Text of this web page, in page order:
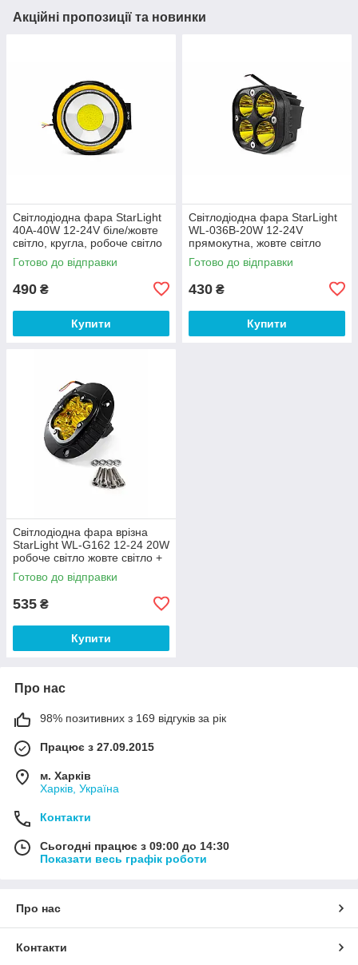
Акційні пропозиції та новинки
Світлодіодна фара StarLight
40A-40W 12-24V біле/жовте
світло, кругла, робоче світло
Готово до відправки
490 ₴
Купити
Світлодіодна фара StarLight
WL-036B-20W 12-24V
прямокутна, жовте світло
Готово до відправки
430 ₴
Купити
Світлодіодна фара врізна
StarLight WL-G162 12-24 20W
робоче світло жовте світло +
стробоскоп
Готово до відправки
535 ₴
Купити
Про нас
98% позитивних з 169 відгуків за рік
Працює з 27.09.2015
м. Харків
Харків, Україна
Контакти
Сьогодні працює з 09:00 до 14:30
Показати весь графік роботи
Про нас
Контакти